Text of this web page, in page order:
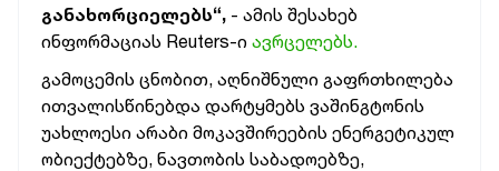
განახორციელებს“, - ამის შესახებ
ინფორმაციას Reuters-ი ავრცელებს.
გამოცემის ცნობით, აღნიშნული გაფრთხილება
ითვალისწინებდა დარტყმებს ვაშინგტონის
უახლოესი არაბი მოკავშირეების ენერგეტიკულ
ობიექტებზე, ნავთობის საბადოებზე,